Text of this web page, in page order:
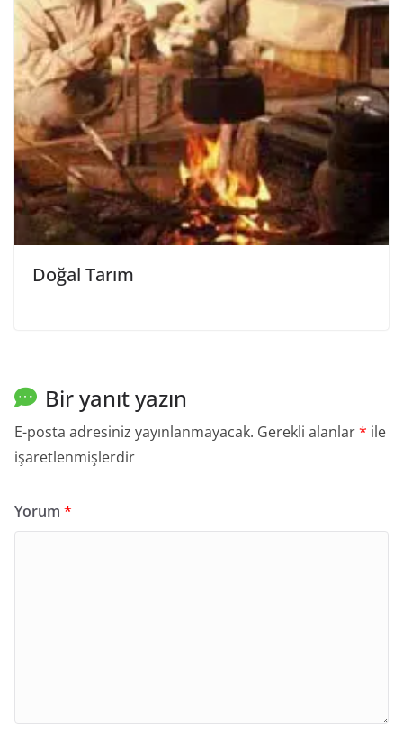
Doğal Tarım
Bir yanıt yazın
E-posta adresiniz yayınlanmayacak. Gerekli alanlar* ile
işaretlenmişlerdir
Yorum *